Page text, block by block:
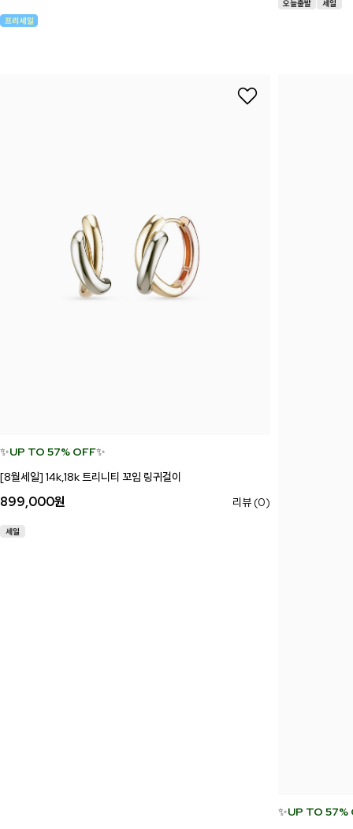
✨UP TO 57% OFF✨
[8월세일] 14k,18k 트리니티 꼬임 링귀걸이
899,000원 리뷰 (0)
✨UP TO 57%